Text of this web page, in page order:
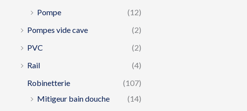
Pompe
(12)
Pompes vide cave
(2)
PVC
(2)
Rail
(4)
Robinetterie
(107)
Mitigeur bain douche
(14)